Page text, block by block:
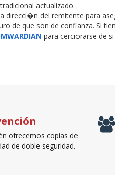
tradicional actualizado.
direcci�n del remitente para
de que son de confianza. Si
para cerciorarse de
ofrecemos copias de
de doble seguridad.